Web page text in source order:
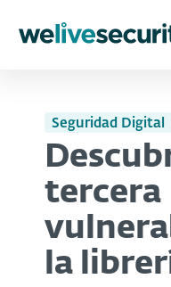
Seguridad Digital
tercera
la